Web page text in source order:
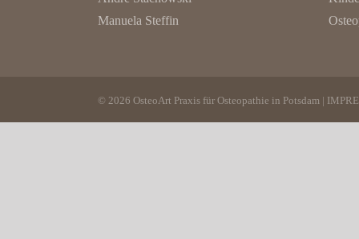
Manuela Steffin
© 2026 OsteoArt Praxis für Osteopathie in Potsdam |